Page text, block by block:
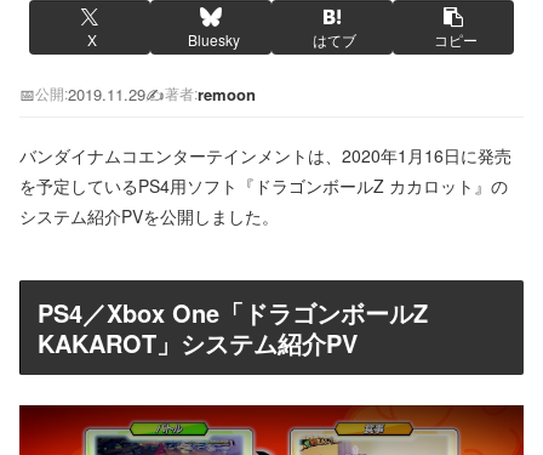
X Bluesky はてブ コピー
📅公開:2019.11.29✍️著者:remoon
バンダイナムコエンターテインメントは、2020年1月16日に発売
を予定しているPS4用ソフト『ドラゴンボールZ カカロット』の
システム紹介PVを公開しました。
PS4／Xbox One「ドラゴンボールZ
KAKAROT」システム紹介PV